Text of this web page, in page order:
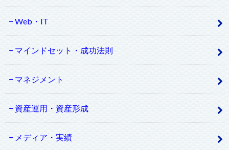
Web・IT
マインドセット・成功法則
マネジメント
資産運用・資産形成
メディア・実績